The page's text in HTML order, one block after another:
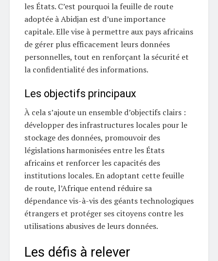
les États. C’est pourquoi la feuille de route
adoptée à Abidjan est d’une importance
capitale. Elle vise à permettre aux pays africains
de gérer plus efficacement leurs données
personnelles, tout en renforçant la sécurité et
la confidentialité des informations.
Les objectifs principaux
À cela s’ajoute un ensemble d’objectifs clairs :
développer des infrastructures locales pour le
stockage des données, promouvoir des
législations harmonisées entre les États
africains et renforcer les capacités des
institutions locales. En adoptant cette feuille
de route, l’Afrique entend réduire sa
dépendance vis-à-vis des géants technologiques
étrangers et protéger ses citoyens contre les
utilisations abusives de leurs données.
Les défis à relever